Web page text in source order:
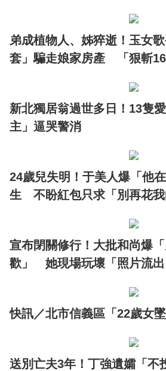
弟成植物人、姊猝逝！玉女
套」騙走娘家房產 「狠斬
新北獨居翁過世多日！13隻
主」逼哭警消
24歲兒失明！于美人爆「他
生 不盼紅包只求「別再花我
宣布閉關修行！大批和尚爆
歡」 她現場玩壞「照片流出
快訊／北市信義區「22歲女
送別亡夫3年！丁強遺孀「